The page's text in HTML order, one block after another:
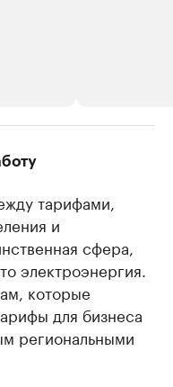
личные продавцы
тарифами,
и
сфера,
электроэнергия.
которые
для бизнеса
региональными